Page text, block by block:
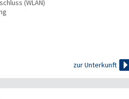
(WLAN)
zur Unterkunft 